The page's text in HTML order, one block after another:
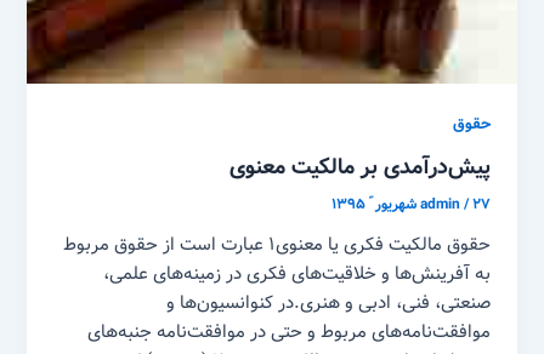
حقوق
پیش‌درآمدی بر مالکیت معنوی
admin/۲۷ شهریور ّ ۱۳۹۵
حقوق مالکیت فکری یا معنوی۱ عبارت است از حقوق مربوط
به آفرینش‌ها و خلاقیت‌های فکری در زمینه‌های علمی،
صنعتی، فنی، ادبی و هنری.در کنوانسیون‌ها و
موافقت‌نامه‌های مربوط و حتی در موافقت‌نامه جنبه‌های